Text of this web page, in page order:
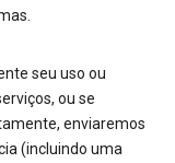
seu uso ou
ou se
enviaremos
(incluindo uma